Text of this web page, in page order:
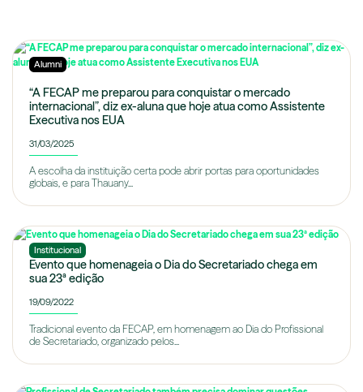
Alumni
“A FECAP me preparou para conquistar o mercado
internacional”, diz ex-aluna que hoje atua como Assistente
Executiva nos EUA
31/03/2025
A escolha da instituição certa pode abrir portas para oportunidades
globais, e para Thauany...
Institucional
Evento que homenageia o Dia do Secretariado chega em
sua 23ª edição
19/09/2022
Tradicional evento da FECAP, em homenagem ao Dia do Profissional
de Secretariado, organizado pelos...